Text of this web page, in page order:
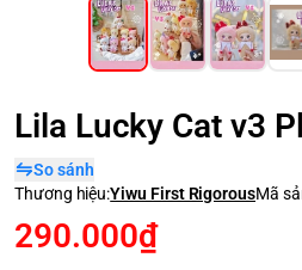
Lila Lucky Cat v3
So sánh
Thương hiệu:Yiwu First RigorousMã
290.000₫